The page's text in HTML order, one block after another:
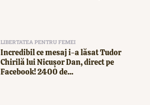
LIBERTATEA PENTRU FEMEI
Incredibil ce mesaj i-a lăsat Tudor
Chirilă lui Nicușor Dan, direct pe
Facebook! 2400 de...